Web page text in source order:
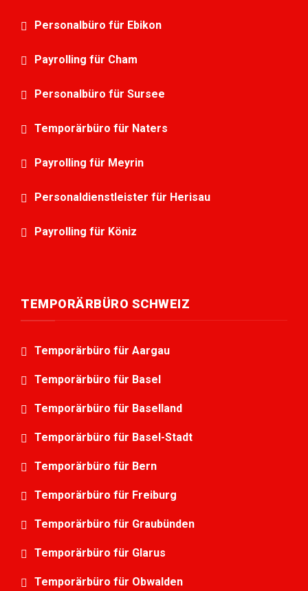
Personalbüro für Ebikon
Payrolling für Cham
Personalbüro für Sursee
Temporärbüro für Naters
Payrolling für Meyrin
Personaldienstleister für Herisau
Payrolling für Köniz
TEMPORÄRBÜRO SCHWEIZ
Temporärbüro für Aargau
Temporärbüro für Basel
Temporärbüro für Baselland
Temporärbüro für Basel-Stadt
Temporärbüro für Bern
Temporärbüro für Freiburg
Temporärbüro für Graubünden
Temporärbüro für Glarus
Temporärbüro für Obwalden